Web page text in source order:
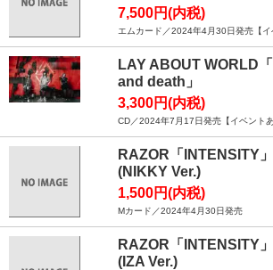
7,500円(内税)
エムカード／2024年4月30日発売【イ
LAY ABOUT WORLD
and death」
3,300円(内税)
CD／2024年7月17日発売【イベントあ
RAZOR「INTENSITY
(NIKKY Ver.)
1,500円(内税)
Mカード／2024年4月30日発売
RAZOR「INTENSITY
(IZA Ver.)